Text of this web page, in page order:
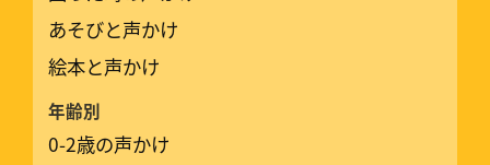
あそびと声かけ
絵本と声かけ
年齢別
0-2歳の声かけ